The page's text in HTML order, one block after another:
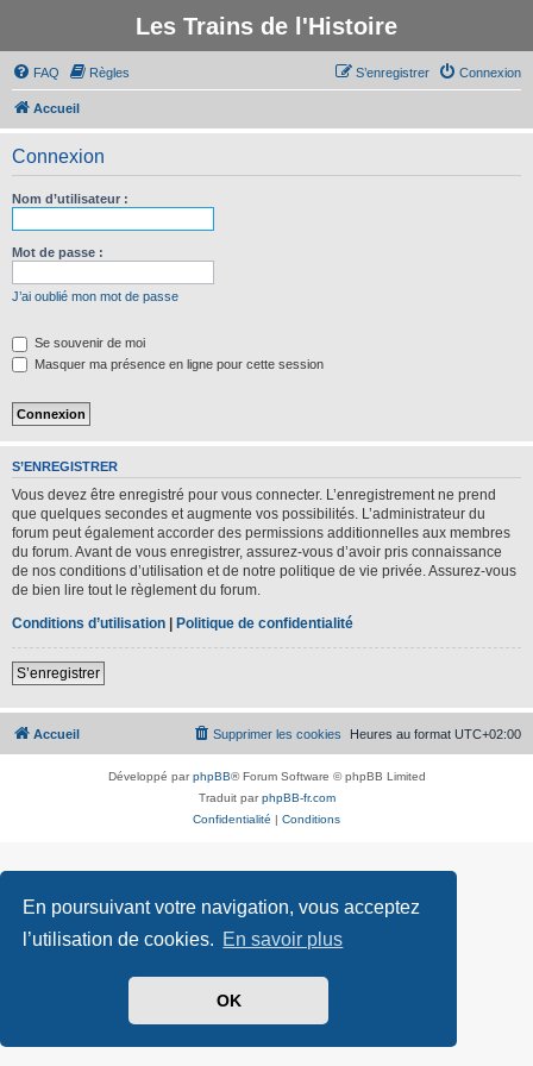
En poursuivant votre navigation, vous acceptez
l’utilisation de cookies. En savoir plus
OK
Les Trains de l'Histoire
FAQ Règles Connexion
S’enregistrer
Accueil
Connexion
Nom d’utilisateur :
Mot de passe :
J’ai oublié mon mot de passe
Se souvenir de moi
Masquer ma présence en ligne pour cette session
S’ENREGISTRER
Vous devez être enregistré pour vous connecter. L’enregistrement ne prend
que quelques secondes et augmente vos possibilités. L’administrateur du
forum peut également accorder des permissions additionnelles aux membres
du forum. Avant de vous enregistrer, assurez-vous d’avoir pris connaissance
de nos conditions d’utilisation et de notre politique de vie privée. Assurez-vous
de bien lire tout le règlement du forum.
Conditions d’utilisation | Politique de confidentialité
S’enregistrer
Accueil Heures au format UTC+02:00
Supprimer les cookies
Développé parphpBB® Forum Software © phpBB Limited
Traduit parphpBB-fr.com
Confidentialité | Conditions